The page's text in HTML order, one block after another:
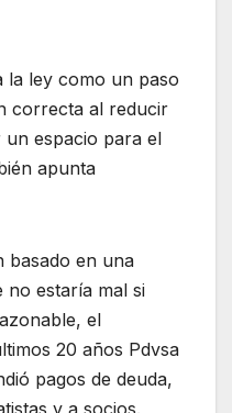
la ley como un paso
correcta al reducir
un espacio para el
apunta
basado en una
no estaría mal si
el
20 años Pdvsa
pagos de deuda,